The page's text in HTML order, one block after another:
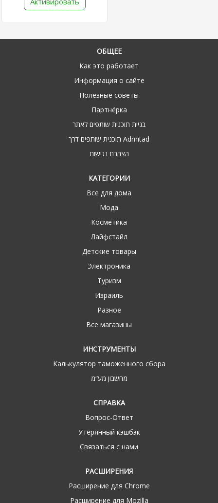
ОБЩЕЕ
Как это работает
Информация о сайте
Полезные советы
Партнёрка
בניית תוכנית שותפים לאתר
תוכנית שותפים דרך Admitad
הצהרת נגישות
КАТЕГОРИИ
Все для дома
Мода
Косметика
Лайфстайл
Детские товары
Электроника
Туризм
Израиль
Разное
Все магазины
ИНСТРУМЕНТЫ
Калькулятор таможенного сбора
מחשבון מע“מ
СПРАВКА
Вопрос-Ответ
Утерянный кэшбэк
Связаться с нами
РАСШИРЕНИЯ
Расширение для Chrome
Расширение для Mozilla